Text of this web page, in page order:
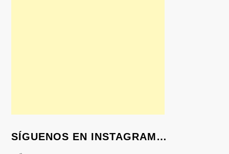
SÍGUENOS EN INSTAGRAM…